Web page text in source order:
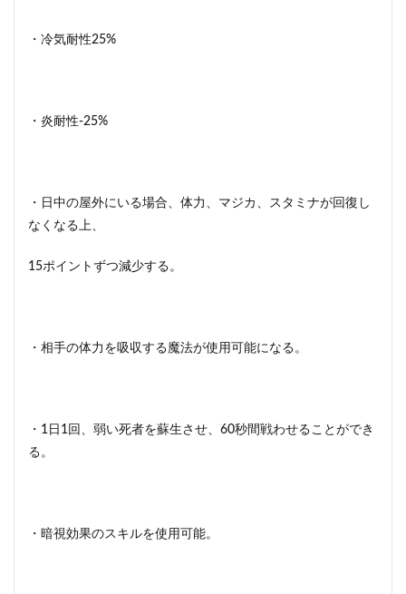
・冷気耐性25%
・炎耐性-25%
・日中の屋外にいる場合、体力、マジカ、スタミナが回復し
なくなる上、
15ポイントずつ減少する。
・相手の体力を吸収する魔法が使用可能になる。
・1日1回、弱い死者を蘇生させ、60秒間戦わせることができ
る。
・暗視効果のスキルを使用可能。